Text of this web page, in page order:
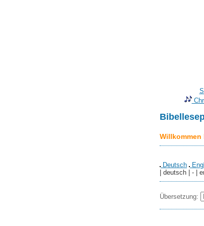
Deutsch
| deutsch | - |
Übersetzung: